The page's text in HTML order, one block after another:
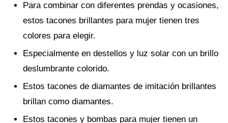
Para combinar con diferentes prendas y ocasiones,
estos tacones brillantes para mujer tienen tres
colores para elegir.
Especialmente en destellos y luz solar con un brillo
deslumbrante colorido.
Estos tacones de diamantes de imitación brillantes
brillan como diamantes.
Estos tacones y bombas para mujer tienen un